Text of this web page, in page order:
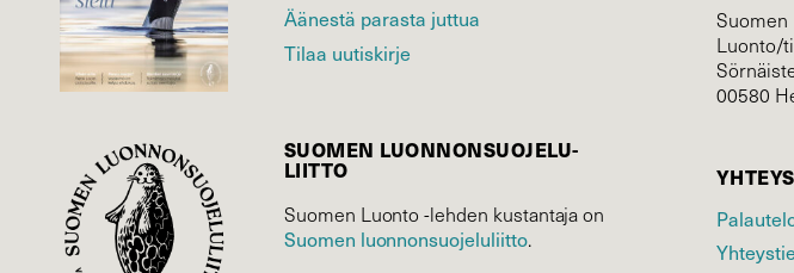
Äänestä parasta juttua
Tilaa uutiskirje
SUOMEN LUONNON­SUOJELU­
LIITTO
Suomen Luonto -lehden kustantaja on
Suomen luonnonsuojelu­liitto.
Suomen
Luonto/
00580